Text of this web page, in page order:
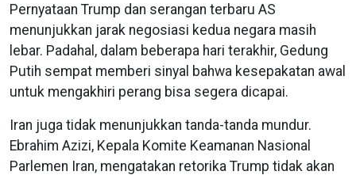
Pernyataan Trump dan serangan terbaru AS
menunjukkan jarak negosiasi kedua negara masih
lebar. Padahal, dalam beberapa hari terakhir, Gedung
Putih sempat memberi sinyal bahwa kesepakatan awal
untuk mengakhiri perang bisa segera dicapai.
Iran juga tidak menunjukkan tanda-tanda mundur.
Ebrahim Azizi, Kepala Komite Keamanan Nasional
Parlemen Iran, mengatakan retorika Trump tidak akan